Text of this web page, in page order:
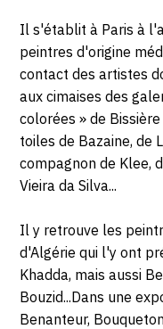
Il s'établit à Paris à
peintres d'origine
contact des artistes
aux cimaises des
colorées » de
toiles de Bazaine, de
compagnon de Klee,
Vieira da Silva...
Il y retrouve les
d'Algérie qui l'y ont
Khadda, mais aussi
Bouzid...Dans une
Benanteur,